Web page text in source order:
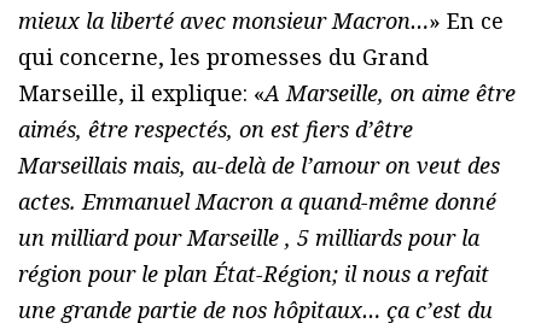
mieux la liberté avec monsieur Macron…» En ce
qui concerne, les promesses du Grand
Marseille, il explique: «A Marseille, on aime être
aimés, être respectés, on est fiers d’être
Marseillais mais, au-delà de l’amour on veut des
actes. Emmanuel Macron a quand-même donné
un milliard pour Marseille , 5 milliards pour la
région pour le plan État-Région; il nous a refait
une grande partie de nos hôpitaux… ça c’est du